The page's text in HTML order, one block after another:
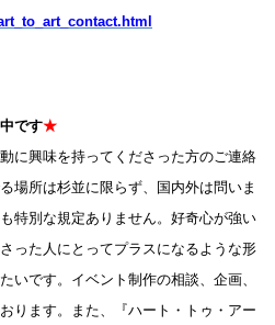
です★
に興味を持ってくださった方のご連絡
場所は杉並に限らず、国内外は問いま
特別な規定ありません。好奇心が強い
った人にとってプラスになるような形
いです。イベント制作の相談、企画、
ります。また、『ハート・トゥ・アー